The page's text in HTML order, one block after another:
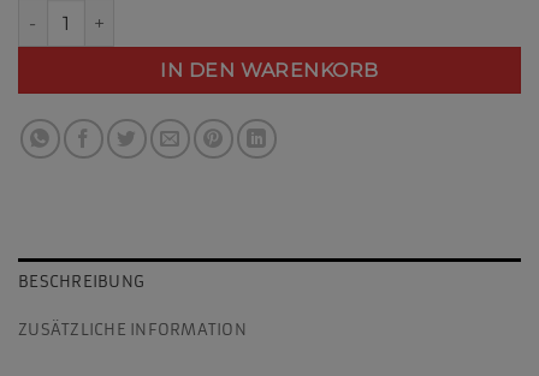
IN DEN WARENKORB
Alternative:
BESCHREIBUNG
ZUSÄTZLICHE INFORMATION